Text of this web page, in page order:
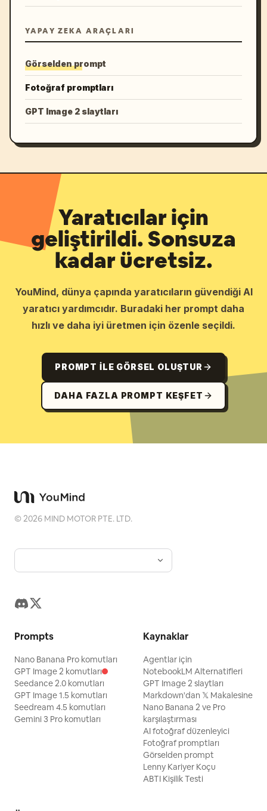
YAPAY ZEKA ARAÇLARI
Görselden prompt
Fotoğraf promptları
GPT Image 2 slaytları
Yaratıcılar için
geliştirildi. Sonsuza
kadar ücretsiz.
YouMind, dünya çapında yaratıcıların güvendiği AI
yaratıcı yardımcıdır. Buradaki her prompt daha
hızlı ve daha iyi üretmen için özenle seçildi.
PROMPT ILE GÖRSEL OLUŞTUR
DAHA FAZLA PROMPT KEŞFET
©2026 MIND MOTOR PTE. LTD.
Prompts
Nano Banana Pro komutları
GPT Image 2 komutları
Seedance 2.0 komutları
GPT Image 1.5 komutları
Seedream 4.5 komutları
Gemini 3 Pro komutları
Kaynaklar
Agentlar için
NotebookLM Alternatifleri
GPT Image 2 slaytları
Markdown'dan 𝕏 Makalesine
Nano Banana 2 ve Pro
karşılaştırması
AI fotoğraf düzenleyici
Fotoğraf promptları
Görselden prompt
Lenny Kariyer Koçu
ABTI Kişilik Testi